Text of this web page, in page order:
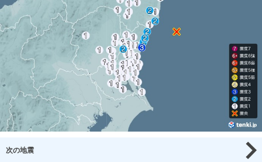
次の地震